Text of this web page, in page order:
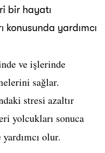
bir hayatı
konusunda yardımcı
ve işlerinde
sağlar.
stresi azaltır
yolcukları sonuca
olur.